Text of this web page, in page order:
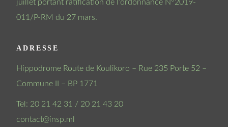
juillet portant ratification de l’ordonnance N°2019-
011/P-RM du 27 mars.
ADRESSE
Hippodrome Route de Koulikoro – Rue 235 Porte 52 –
Commune II – BP 1771
Tel: 20 21 42 31 / 20 21 43 20
contact@insp.ml